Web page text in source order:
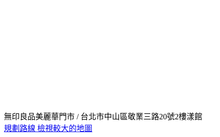
無印良品美麗華門市 / 台北市中山區敬業三路20號2樓漾館
規劃路線 檢視較大的地圖